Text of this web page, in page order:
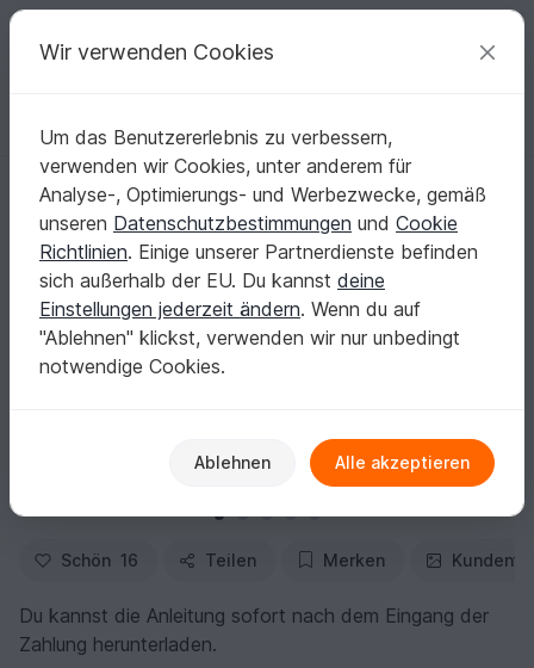
Deine kreativen Ideen
Deutsch | € (EUR) einloggen Kostenlos registrieren
Startseite Stricken Festlichkeiten Weihnachten
Strickanleitung - Krippenfiguren 9tlg.
Strickanleitung - Krippenfiguren 9tlg.
Schön 16 Teilen Merken
Du kannst die Anleitung sofort nach dem Eingang der
Zahlung herunterladen.
Wir verwenden Cookies
Um das Benutzererlebnis zu verbessern,
verwenden wir Cookies, unter anderem für
Analyse-, Optimierungs- und Werbezwecke, gemäß
unseren Datenschutzbestimmungen und Cookie
Richtlinien. Einige unserer Partnerdienste befinden
sich außerhalb der EU. Du kannst deine
Einstellungen jederzeit ändern. Wenn du auf
"Ablehnen" klickst, verwenden wir nur unbedingt
notwendige Cookies.
Ablehnen Alle akzeptieren